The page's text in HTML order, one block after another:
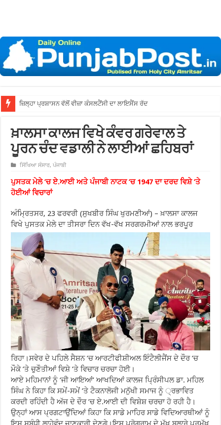
ਜ਼ਿਲ੍
ਖ਼ਾਲਸਾ ਕਾਲਜ ਵਿਖੇ ਕੰਵਰ ਗਰੇਵਾਲ ਤੇ
ਪੂਰਨ ਚੰਦ ਵਡਾਲੀ ਨੇ ਲਾਈਆਂ ਛਹਿਬਰਾਂ
ਸਿੱਖਿਆ ਸੰਸਾਰ,ਪੰਜਾਬੀ
ਪੁਸਤਕ ਮੇਲੇ ’ਚ ਏ.ਆਈ ਅਤੇ ਪੰਜਾਬੀ ਨਾਟਕ ’ਚ 1947 ਦਾ ਦਰਦ ਵਿਸ਼ੇ ’ਤੇ
ਹੋਈਆਂ ਵਿਚਾਰਾਂ
ਅੰਮ੍ਰਿਤਸਰ, 23 ਫਰਵਰੀ (ਸੁਖਬੀਰ ਸਿੰਘ ਖੁਰਮਣੀਆਂ) – ਖ਼ਾਲਸਾ ਕਾਲਜ
ਵਿਖੇ ਪੁਸਤਕ ਮੇਲੇ ਦਾ ਤੀਸਰਾ ਦਿਨ ਵੱਖ-ਵੱਖ ਸਰਗਰਮੀਆਂ ਨਾਲ ਭਰਪੂਰ
ਰਿਹਾ।ਸਵੇਰ ਦੇ ਪਹਿਲੇ ਸੈਸ਼ਨ ’ਚ ਆਰਟੀਫੀਸ਼ੀਅਲ ਇੰਟੈਲੀਜੈਂਸ ਦੇ ਦੌਰ ’ਚ
ਮੌਕੇ ’ਤੇ ਚੁਣੌਤੀਆਂ ਵਿਸ਼ੇ ’ਤੇ ਵਿਚਾਰ ਚਰਚਾ ਹੋਈ।
ਆਏ ਮਹਿਮਾਨਾਂ ਨੂੰ ‘ਜੀ ਆਇਆਂ’ ਆਖਦਿਆਂ ਕਾਲਜ ਪ੍ਰਿੰਸੀਪਲ ਡਾ. ਮਹਿਲ
ਸਿੰਘ ਨੇ ਕਿਹਾ ਕਿ ਸਮੇਂ-ਸਮੇਂ ’ਤੇ ਟੈਕਨਾਲੋਜੀ ਮਨੁੱਖੀ ਸਮਾਜ ਨੂੰ ੍ਰਭਾਵਿਤ
ਕਰਦੀ ਰਹਿੰਦੀ ਹੈ ਅੱਜ ਦੇ ਦੌਰ ’ਚ ਏ.ਆਈ ਦੀ ਵਿਸ਼ੇਸ਼ ਚਰਚਾ ਹੋ ਰਹੀ ਹੈ।
ਉਨ੍ਹਾਂ ਆਸ ਪ੍ਰਗਟਾਉਂਦਿਆਂ ਕਿਹਾ ਕਿ ਸਾਡੇ ਮਾਹਿਰ ਸਾਡੇ ਵਿਦਿਆਰਥੀਆਂ ਨੂੰ